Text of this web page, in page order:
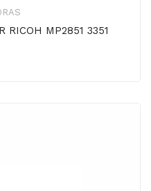
RICOH MP2851 3351